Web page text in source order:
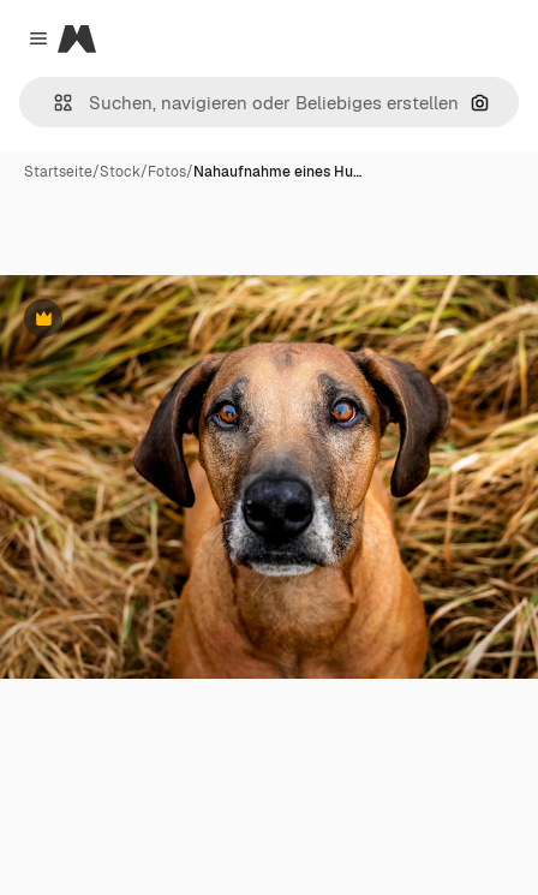
Close menu
Magnific
Nach
Startseite/Stock/Fotos/Nahaufnahme eines Hu…
Premium